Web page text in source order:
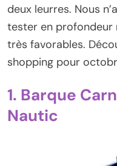
deux leurres. Nous
tester en profondeur
très favorables.
shopping pour
1. Barque
Nautic